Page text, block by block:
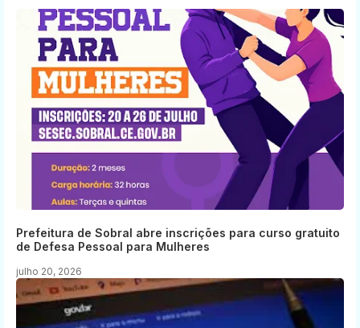
Prefeitura de Sobral abre inscrições para curso gratuito
de Defesa Pessoal para Mulheres
julho 20, 2026